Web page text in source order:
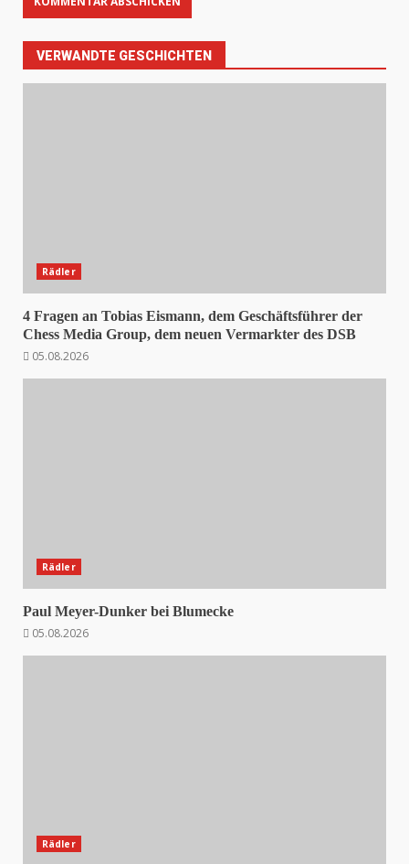
VERWANDTE GESCHICHTEN
Rädler
4 Fragen an Tobias Eismann, dem Geschäftsführer der
Chess Media Group, dem neuen Vermarkter des DSB
05.08.2026
Rädler
Paul Meyer-Dunker bei Blumecke
05.08.2026
Rädler